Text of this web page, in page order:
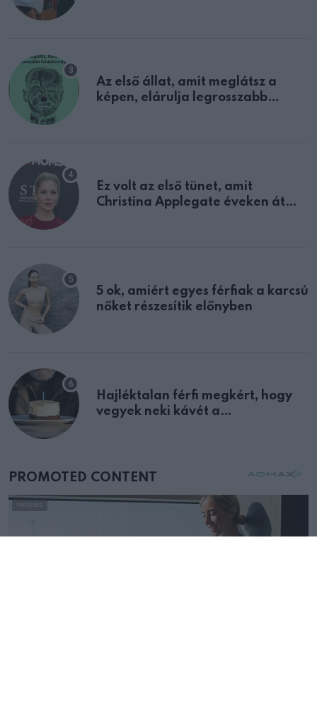
Az első állat, amit meglátsz a
képen, elárulja legrosszabb
Ez volt az első tünet, amit
Christina Applegate éveken át
5 ok, amiért egyes férfiak a karcsú
nőket részesítik előnyben
Hajléktalan férfi megkért, hogy
vegyek neki kávét a